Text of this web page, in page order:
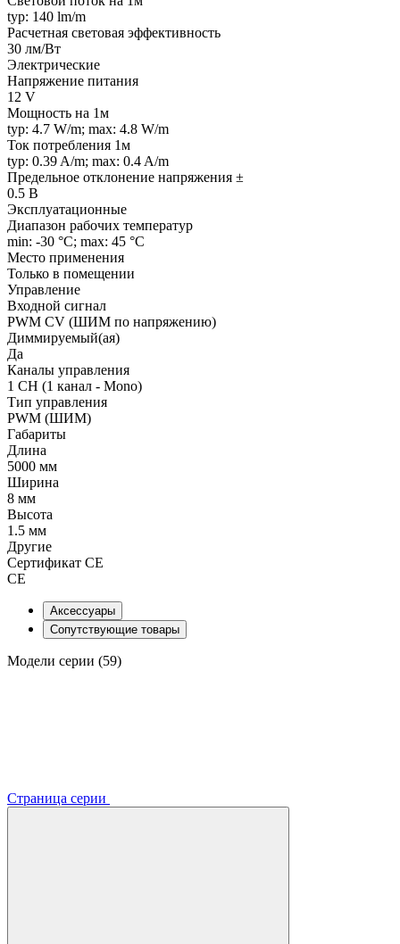
typ: 140 lm/m
Расчетная световая эффективность
30 лм/Вт
Электрические
Напряжение питания
12 V
Мощность на 1м
typ: 4.7 W/m; max: 4.8 W/m
Ток потребления 1м
typ: 0.39 A/m; max: 0.4 A/m
Предельное отклонение напряжения ±
0.5 В
Эксплуатационные
Диапазон рабочих температур
min: -30 °C; max: 45 °C
Место применения
Только в помещении
Управление
Входной сигнал
PWM СV (ШИМ по напряжению)
Диммируемый(ая)
Да
Каналы управления
1 CH (1 канал - Mono)
Тип управления
PWM (ШИМ)
Габариты
Длина
5000 мм
Ширина
8 мм
Высота
1.5 мм
Другие
Сертификат CE
CE
Аксессуары
Сопутствующие товары
Модели серии (59)
Страница серии